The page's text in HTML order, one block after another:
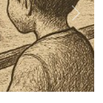
Next